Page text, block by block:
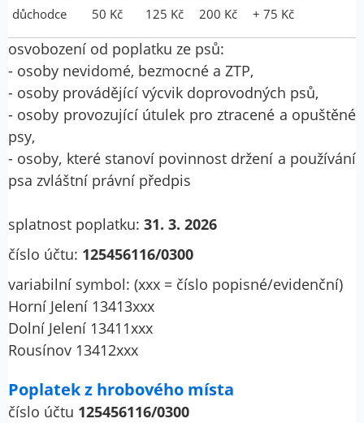
důchodce 50 Kč 125 Kč 200 Kč + 75 Kč
osvobození od poplatku ze psů:
- osoby nevidomé, bezmocné a ZTP,
- osoby provádějící výcvik doprovodných psů,
- osoby provozující útulek pro ztracené a opuštěné
psy,
- osoby, které stanoví povinnost držení a používání
psa zvláštní právní předpis
splatnost poplatku: 31. 3. 2026
číslo účtu: 125456116/0300
variabilní symbol: (xxx = číslo popisné/evidenční)
Horní Jelení 13413xxx
Dolní Jelení 13411xxx
Rousínov 13412xxx
Poplatek z hrobového místa
číslo účtu 125456116/0300